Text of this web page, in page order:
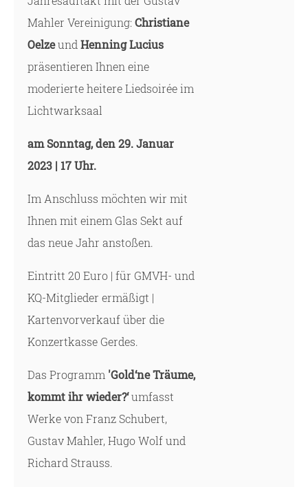
Mahler Vereinigung: Christiane
Oelzeund Henning Lucius
präsentieren Ihnen eine
moderierte heitere Liedsoirée im
Lichtwarksaal
am Sonntag, den 29. Januar
2023 | 17 Uhr.
Im Anschluss möchten wir mit
Ihnen mit einem Glas Sekt auf
das neue Jahr anstoßen.
Eintritt 20 Euro | für GMVH- und
KQ-Mitglieder ermäßigt |
Kartenvorverkauf über die
Konzertkasse Gerdes.
Das Programm 'Gold‘ne Träume,
kommt ihr wieder?‘umfasst
Werke von Franz Schubert,
Gustav Mahler, Hugo Wolf und
Richard Strauss.